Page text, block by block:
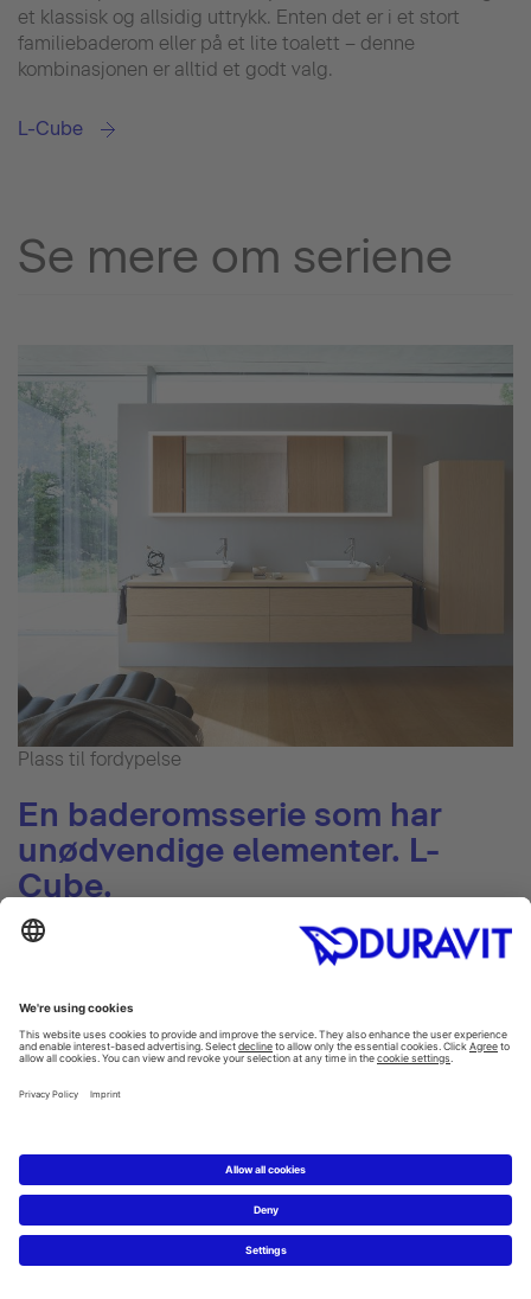
et klassisk og allsidig uttrykk. Enten det er i et stort
familiebaderom eller på et lite toalett – denne
kombinasjonen er alltid et godt valg.
L-Cube
Se mere om seriene
Plass til fordypelse
En baderomsserie som har
unødvendige elementer. L-
Cube.
visjonen som ga opphav til L-Cube - en møbelserie som
eliminerer alle unødvendige elementer. Med færre
"distraksjoner", er brukeren inspirert til å virkelig slappe av